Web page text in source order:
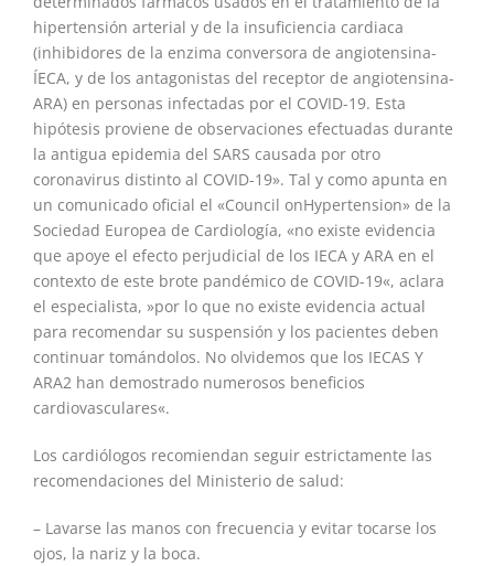
hipertensión arterial y de la insuficiencia cardiaca
(inhibidores de la enzima conversora de angiotensina-
ÍECA, y de los antagonistas del receptor de angiotensina-
ARA) en personas infectadas por el COVID-19. Esta
hipótesis proviene de observaciones efectuadas durante
la antigua epidemia del SARS causada por otro
coronavirus distinto al COVID-19». Tal y como apunta en
un comunicado oficial el «Council onHypertension» de la
Sociedad Europea de Cardiología, «no existe evidencia
que apoye el efecto perjudicial de los IECA y ARA en el
contexto de este brote pandémico de COVID-19«, aclara
el especialista, »por lo que no existe evidencia actual
para recomendar su suspensión y los pacientes deben
continuar tomándolos. No olvidemos que los IECAS Y
ARA2 han demostrado numerosos beneficios
cardiovasculares«.
Los cardiólogos recomiendan seguir estrictamente las
recomendaciones del Ministerio de salud:
– Lavarse las manos con frecuencia y evitar tocarse los
ojos, la nariz y la boca.